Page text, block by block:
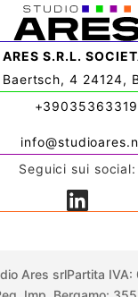
S.R.L.
4 24124,
+39035363319
Seguici sui social:
Ares srlPartita